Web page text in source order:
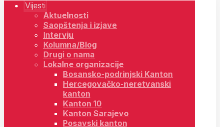
Vijesti
Aktuelnosti
Saopštenja i izjave
Intervju
Kolumna/Blog
Drugi o nama
Lokalne organizacije
Bosansko-podrinjski Kanton
Hercegovačko-neretvanski
kanton
Kanton 10
Kanton Sarajevo
Posavski kanton